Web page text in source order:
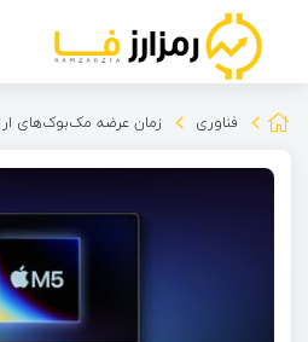
فناوری زمان عرضه مک‌بوک‌های